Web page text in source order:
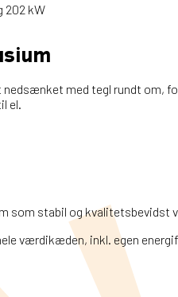
202 kW
med tegl rundt om,
el.
som stabil og
værdikæden, inkl. egen